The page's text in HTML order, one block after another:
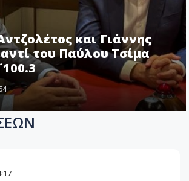
και Γιάννης
του Παύλου Τσίμα